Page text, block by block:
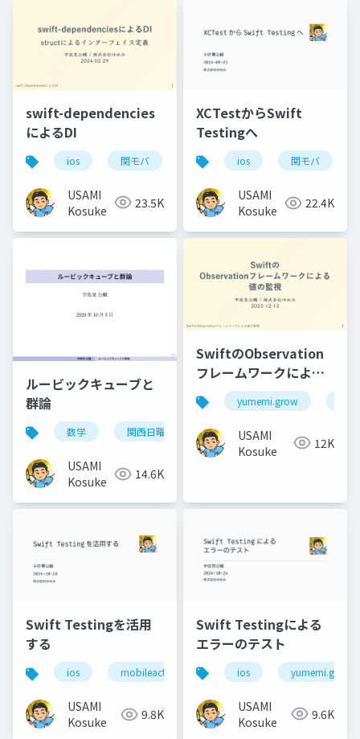
swift-dependencies
によるDI
ios 関モバ
USAMI
Kosuke
23.5K
XCTestからSwift
Testingへ
ios 関モバ
USAMI
Kosuke
22.4K
ルービックキューブと
群論
数学 関西日曜数学友の会
USAMI
Kosuke
14.6K
SwiftのObservation
フレームワークによる
値の監視yumemi.grow
USAMI
Kosuke
12K
Swift Testingを活用
する
ios mobileact
USAMI
Kosuke
9.8K
Swift Testingによる
エラーのテスト
ios yumemi.grow
USAMI
Kosuke
9.6K